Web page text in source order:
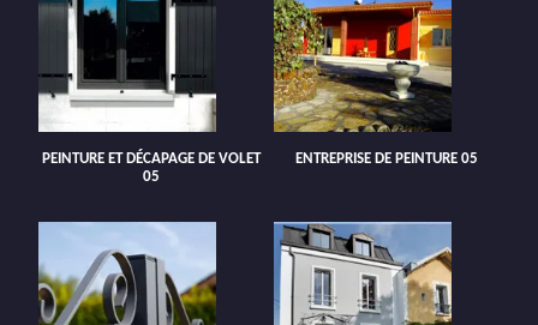
PEINTURE ET DÉCAPAGE DE VOLET
05
ENTREPRISE DE PEINTURE 05